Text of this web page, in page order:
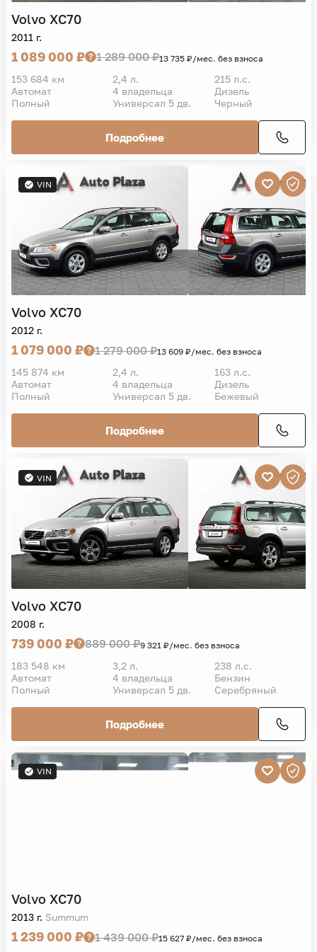
Volvo XC70
2011 г.
1 089 000 ₽ 1 289 000 ₽13 735 ₽/мес. без взноса
153 684 км 2,4 л.
215 л.с.
Автомат
4 владельца
Дизель
Полный
Универсал 5 дв. Черный
Подробнее
VIN
Volvo XC70
2012 г.
1 079 000 ₽ 1 279 000 ₽13 609 ₽/мес. без взноса
145 874 км 2,4 л.
163 л.с.
Автомат
4 владельца
Дизель
Полный
Универсал 5 дв. Бежевый
Подробнее
VIN
Volvo XC70
2008 г.
739 000 ₽ 889 000 ₽9 321 ₽/мес. без взноса
183 548 км 3,2 л.
238 л.с.
Автомат
4 владельца
Бензин
Полный
Универсал 5 дв. Серебряный
Подробнее
VIN
Volvo XC70
2013 г. Summum
1 239 000 ₽ 1 439 000 ₽15 627 ₽/мес. без взноса